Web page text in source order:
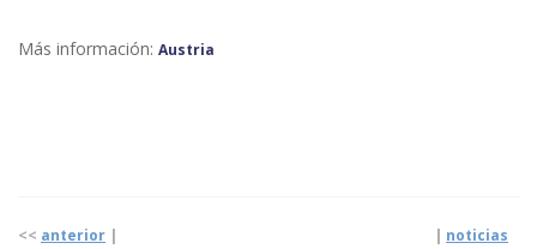
Más información: Austria
<< anterior | | noticias